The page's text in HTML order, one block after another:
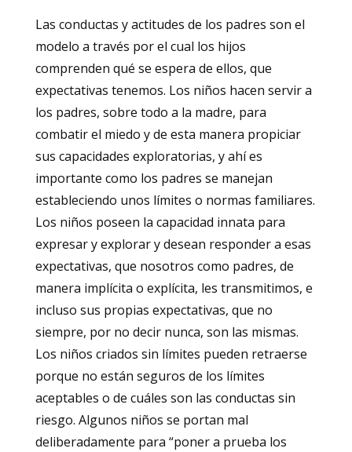
Las conductas y actitudes de los padres son el
modelo a través por el cual los hijos
comprenden qué se espera de ellos, que
expectativas tenemos. Los niños hacen servir a
los padres, sobre todo a la madre, para
combatir el miedo y de esta manera propiciar
sus capacidades exploratorias, y ahí es
importante como los padres se manejan
estableciendo unos límites o normas familiares.
Los niños poseen la capacidad innata para
expresar y explorar y desean responder a esas
expectativas, que nosotros como padres, de
manera implícita o explícita, les transmitimos, e
incluso sus propias expectativas, que no
siempre, por no decir nunca, son las mismas.
Los niños criados sin límites pueden retraerse
porque no están seguros de los límites
aceptables o de cuáles son las conductas sin
riesgo. Algunos niños se portan mal
deliberadamente para “poner a prueba los